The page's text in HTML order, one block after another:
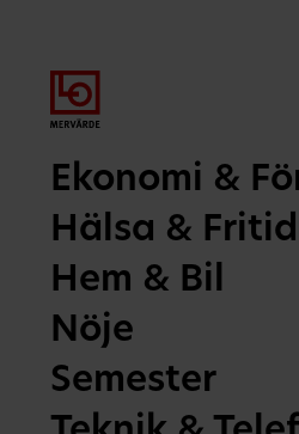
Ekonomi &
Hälsa & Fritid
Hem & Bil
Nöje
Semester